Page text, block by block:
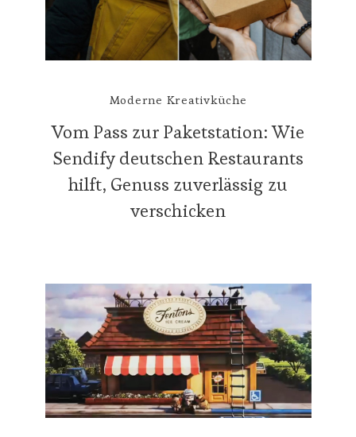
Moderne Kreativküche
Vom Pass zur Paketstation: Wie
Sendify deutschen Restaurants
hilft, Genuss zuverlässig zu
verschicken